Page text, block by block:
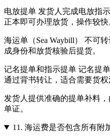
电放提单 发货人完成电放指
正本即可办理放货，操作较快
海运单（Sea Waybill） 不可
成身份和放货核验后提货。
记名提单和指示提单 记名提
通过背书转让，适合需要货权
发货人提供准确的提单补料
单证。
11. 海运费是否包含所有附